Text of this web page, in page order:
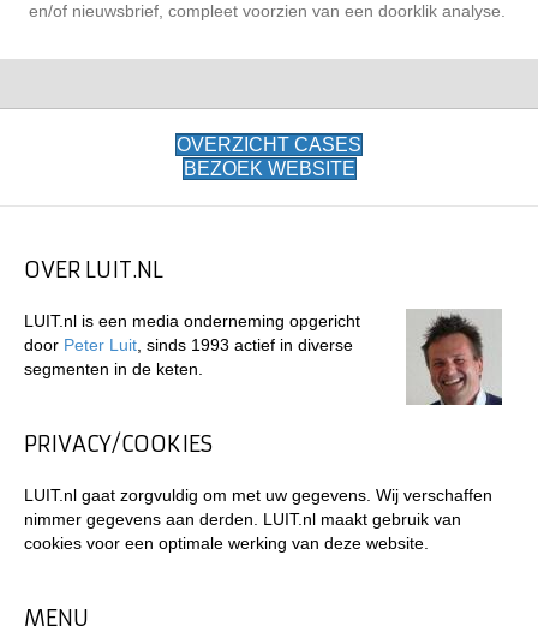
en/of nieuwsbrief, compleet voorzien van een doorklik analyse.
OVERZICHT CASES
BEZOEK WEBSITE
OVER LUIT.NL
LUIT.nl is een media onderneming opgericht
door Peter Luit, sinds 1993 actief in diverse
segmenten in de keten.
PRIVACY/COOKIES
LUIT.nl gaat zorgvuldig om met uw gegevens. Wij verschaffen
nimmer gegevens aan derden. LUIT.nl maakt gebruik van
cookies voor een optimale werking van deze website.
MENU